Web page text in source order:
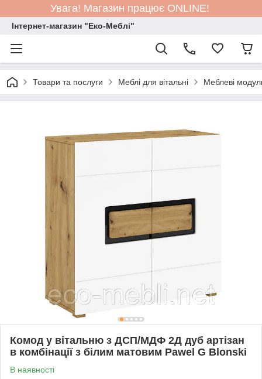
Увага! Магазин працює ONLINE!
Інтернет-магазин "Еко-Меблі"
Товари та послуги Меблі для вітальні Меблеві
Комод у вітальню з ДСП/МДФ 2Д дуб артізан
в комбінації з білим матовим Pawel G Blonski
В наявності